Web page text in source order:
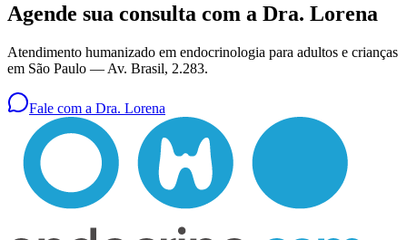
Agende sua consulta com a Dra. Lorena
Atendimento humanizado em endocrinologia para adultos e crianças
em São Paulo — Av. Brasil, 2.283.
Fale com a Dra. Lorena